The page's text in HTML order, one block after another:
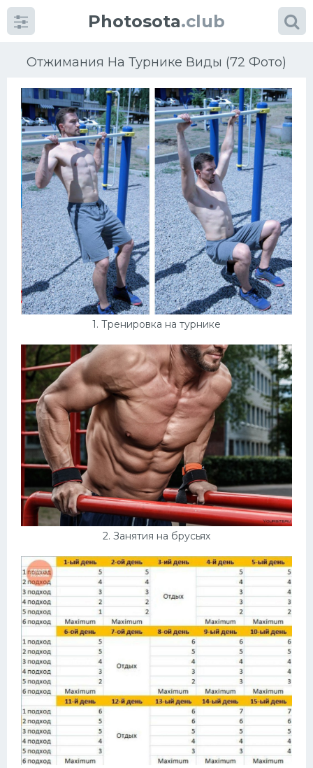
Photosota.club
Отжимания На Турнике Виды (72 Фото)
1. Тренировка на турнике
2. Занятия на брусьях
КатегорииФото
Много картинок...
Футбол
Баскетбол
Хоккей
Велогонки
Тренажеры
Интерьеры квартир